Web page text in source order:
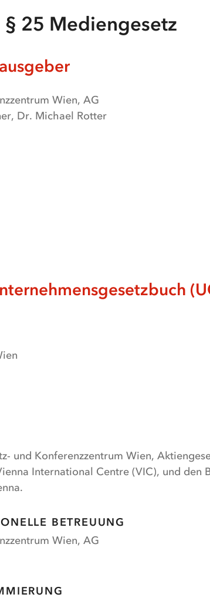
25 Mediengesetz
Wien, AG
Dr. Michael Rotter
und Konferenzzentrum Wien,
International Centre (VIC), und den
BETREUUNG
Wien, AG